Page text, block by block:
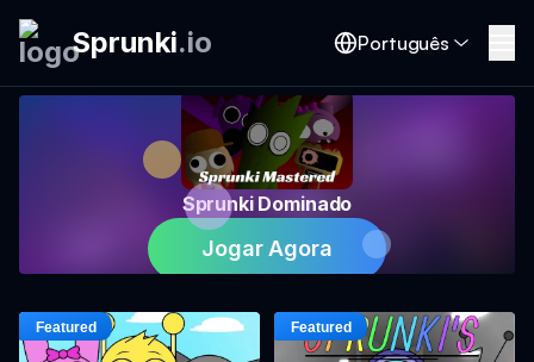
Sprunki.io Português
Sprunki Dominado
Jogar Agora